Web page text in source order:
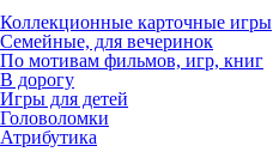
Коллекционные карточные игры
Семейные, для вечеринок
По мотивам фильмов, игр, книг
В дорогу
Игры для детей
Головоломки
Атрибутика